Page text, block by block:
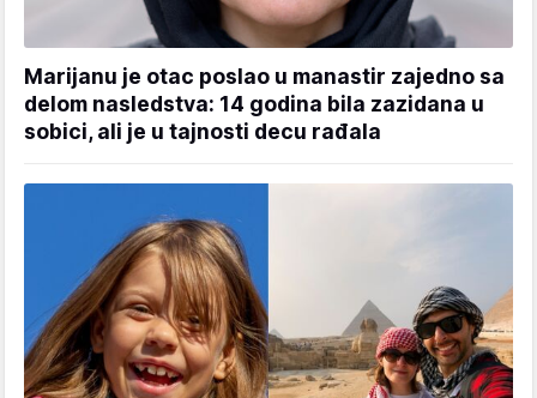
Marijanu je otac poslao u manastir zajedno sa
delom nasledstva: 14 godina bila zazidana u
sobici, ali je u tajnosti decu rađala